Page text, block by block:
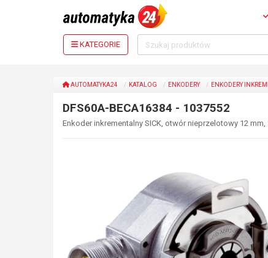
KATEGORIE
AUTOMATYKA24 KATALOG ENKODERY ENKODERY
DFS60A-BECA16384 - 1037552
Enkoder inkrementalny SICK, otwór nieprzelotowy 12